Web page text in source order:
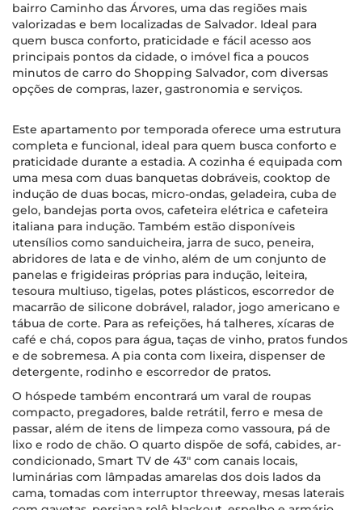
bairro Caminho das Árvores, uma das regiões mais
valorizadas e bem localizadas de Salvador. Ideal para
quem busca conforto, praticidade e fácil acesso aos
principais pontos da cidade, o imóvel fica a poucos
minutos de carro do Shopping Salvador, com diversas
opções de compras, lazer, gastronomia e serviços.
Este apartamento por temporada oferece uma estrutura
completa e funcional, ideal para quem busca conforto e
praticidade durante a estadia. A cozinha é equipada com
uma mesa com duas banquetas dobráveis, cooktop de
indução de duas bocas, micro-ondas, geladeira, cuba de
gelo, bandejas porta ovos, cafeteira elétrica e cafeteira
italiana para indução. Também estão disponíveis
utensílios como sanduicheira, jarra de suco, peneira,
abridores de lata e de vinho, além de um conjunto de
panelas e frigideiras próprias para indução, leiteira,
tesoura multiuso, tigelas, potes plásticos, escorredor de
macarrão de silicone dobrável, ralador, jogo americano e
tábua de corte. Para as refeições, há talheres, xícaras de
café e chá, copos para água, taças de vinho, pratos fundos
e de sobremesa. A pia conta com lixeira, dispenser de
detergente, rodinho e escorredor de pratos.
O hóspede também encontrará um varal de roupas
compacto, pregadores, balde retrátil, ferro e mesa de
passar, além de itens de limpeza como vassoura, pá de
lixo e rodo de chão. O quarto dispõe de sofá, cabides, ar-
condicionado, Smart TV de 43" com canais locais,
luminárias com lâmpadas amarelas dos dois lados da
cama, tomadas com interruptor threeway, mesas laterais